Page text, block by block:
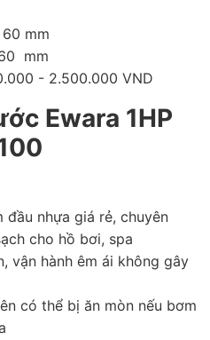
mm
mm
- 2.500.000 VND
Ewara 1HP
đầu nhựa giá rẻ, chuyên
cho hồ bơi, spa
vận hành êm ái không gây
có thể bị ăn mòn nếu bơm